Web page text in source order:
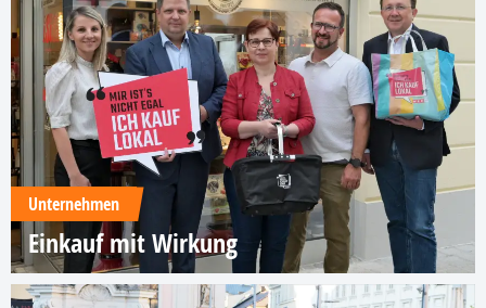
Unternehmen
Einkauf mit Wirkung